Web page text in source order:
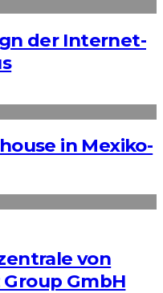
der Internet-
in Mexiko-
von
GmbH